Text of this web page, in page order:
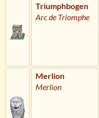
Triumphbogen
Arc de Triomphe
Merlion
Merlion